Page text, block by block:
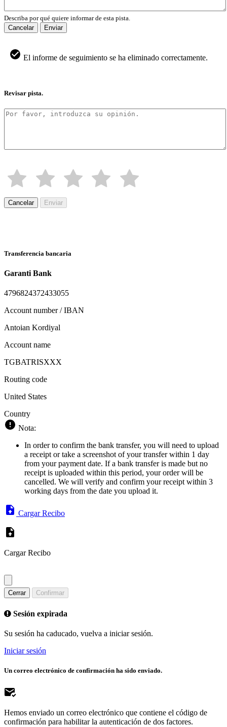
Describa por qué quiere informar de esta pista.
Cancelar
Enviar
El informe de seguimiento se ha eliminado correctamente.
Revisar pista.
Cancelar Enviar
Transferencia bancaria
Garanti Bank
4796824372433055
Account number / IBAN
Antoian Kordiyal
Account name
TGBATRISXXX
Routing code
United States
Country
Nota:
In order to confirm the bank transfer, you will need to upload
a receipt or take a screenshot of your transfer within 1 day
from your payment date. If a bank transfer is made but no
receipt is uploaded within this period, your order will be
cancelled. We will verify and confirm your receipt within 3
working days from the date you upload it.
Cargar Recibo
Cargar Recibo
Cerrar Confirmar
Sesión expirada
Su sesión ha caducado, vuelva a iniciar sesión.
Iniciar sesión
Un correo electrónico de confirmación ha sido enviado.
Hemos enviado un correo electrónico que contiene el código de
confirmación para habilitar la autenticación de dos factores.